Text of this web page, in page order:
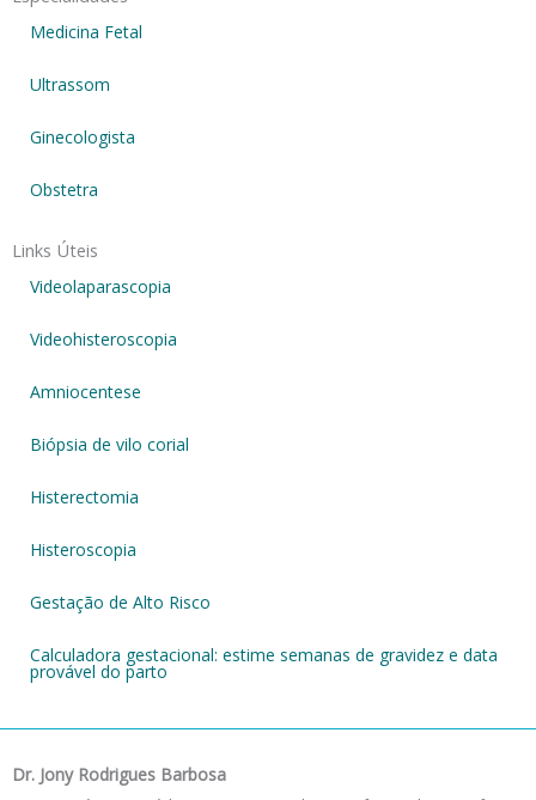
Medicina Fetal
Ultrassom
Ginecologista
Obstetra
Links Úteis
Videolaparascopia
Videohisteroscopia
Amniocentese
Biópsia de vilo corial
Histerectomia
Histeroscopia
Gestação de Alto Risco
Calculadora gestacional: estime semanas de gravidez e data
provável do parto
Dr. Jony Rodrigues Barbosa